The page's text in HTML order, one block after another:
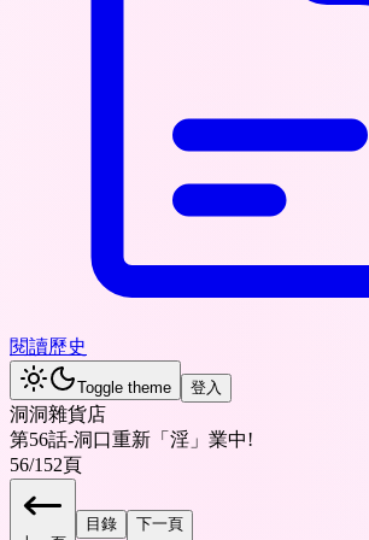
閱讀歷史
Toggle theme 登入
洞洞雜貨店
第56話-洞口重新「淫」業中!
56/152頁
目錄 下一頁